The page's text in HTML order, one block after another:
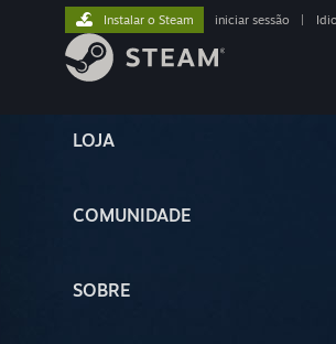
LOJA
COMUNIDADE
SOBRE
Instalar o Steam iniciar sessão